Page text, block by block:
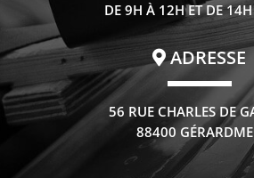
DE 9H À 12H ET DE
ADRESSE
56 RUE CHARLES DE
88400